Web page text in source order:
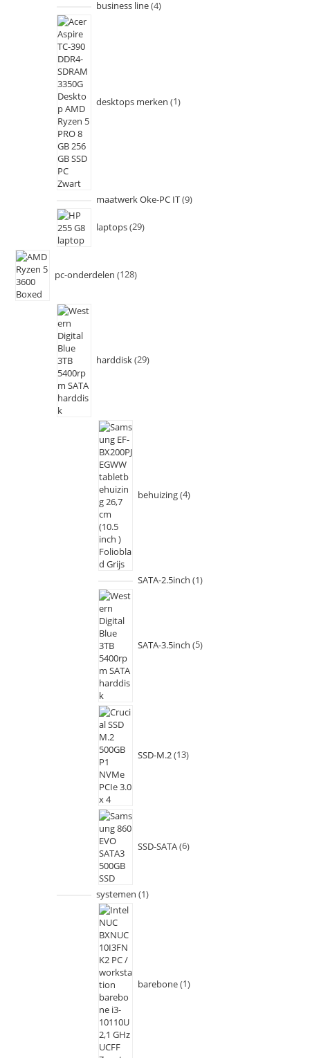
business line 4
desktops merken 1
maatwerk Oke-PC IT 9
laptops 29
pc-onderdelen 128
harddisk 29
behuizing 4
SATA-2.5inch 1
SATA-3.5inch 5
SSD-M.2 13
SSD-SATA 6
systemen 1
barebone 1